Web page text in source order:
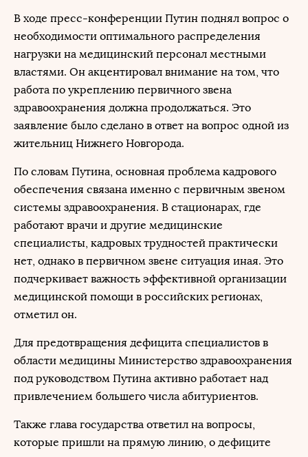
расчисткой нескольких десятков километров побережья.
В ходе пресс-конференции Путин поднял вопрос о
необходимости оптимального распределения
нагрузки на медицинский персонал местными
властями. Он акцентировал внимание на том, что
работа по укреплению первичного звена
здравоохранения должна продолжаться. Это
заявление было сделано в ответ на вопрос одной из
жительниц Нижнего Новгорода.
По словам Путина, основная проблема кадрового
обеспечения связана именно с первичным звеном
системы здравоохранения. В стационарах, где
работают врачи и другие медицинские
специалисты, кадровых трудностей практически
нет, однако в первичном звене ситуация иная. Это
подчеркивает важность эффективной организации
медицинской помощи в российских регионах,
отметил он.
Для предотвращения дефицита специалистов в
области медицины Министерство здравоохранения
под руководством Путина активно работает над
привлечением большего числа абитуриентов.
Также глава государства ответил на вопросы,
которые пришли на прямую линию, о дефиците